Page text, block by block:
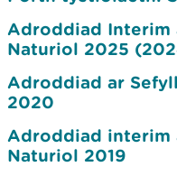
Adroddiad Interim
Naturiol 2025
Adroddiad ar
2020
Adroddiad interim
Naturiol 2019